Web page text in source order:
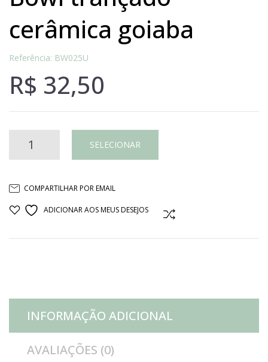
cerâmica goiaba
Referência: BW025U
R$ 32,50
BOWL
CERÂMICA
SELECIONAR
COMPARTILHAR POR EMAIL
ADICIONAR AOS MEUS DESEJOS
INFORMAÇÃO ADICIONAL
AVALIAÇÕES (0)